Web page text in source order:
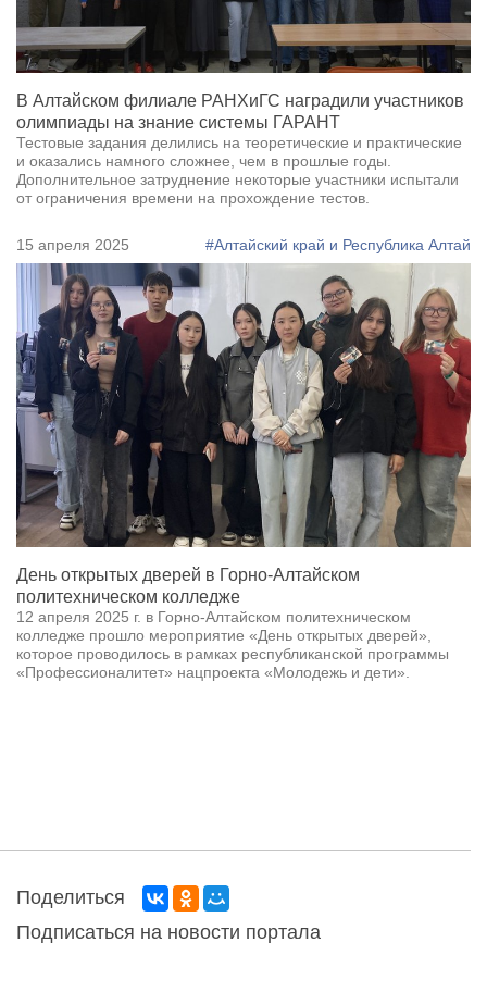
В Алтайском филиале РАНХиГС наградили участников
олимпиады на знание системы ГАРАНТ
Тестовые задания делились на теоретические и практические
и оказались намного сложнее, чем в прошлые годы.
Дополнительное затруднение некоторые участники испытали
от ограничения времени на прохождение тестов.
15 апреля 2025 #Алтайский край и Республика Алтай
День открытых дверей в Горно-Алтайском
политехническом колледже
12 апреля 2025 г. в Горно-Алтайском политехническом
колледже прошло мероприятие «День открытых дверей»,
которое проводилось в рамках республиканской программы
«Профессионалитет» нацпроекта «Молодежь и дети».
Поделиться
Подписаться на новости портала